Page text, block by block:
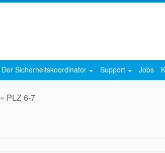
Der Sicherheitskoordinator Support Jobs
» PLZ 6-7